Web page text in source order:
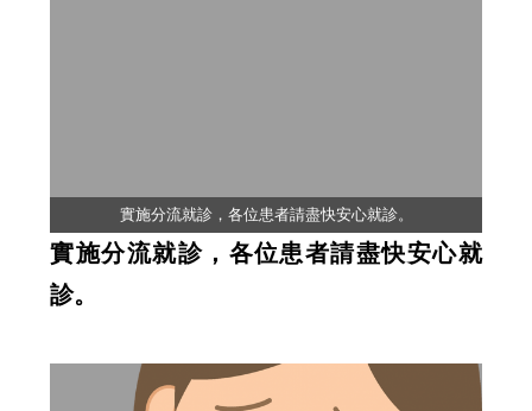
實施分流就診，各位患者請盡快安心就診。
實施分流就診，各位患者請盡快安心就
診。